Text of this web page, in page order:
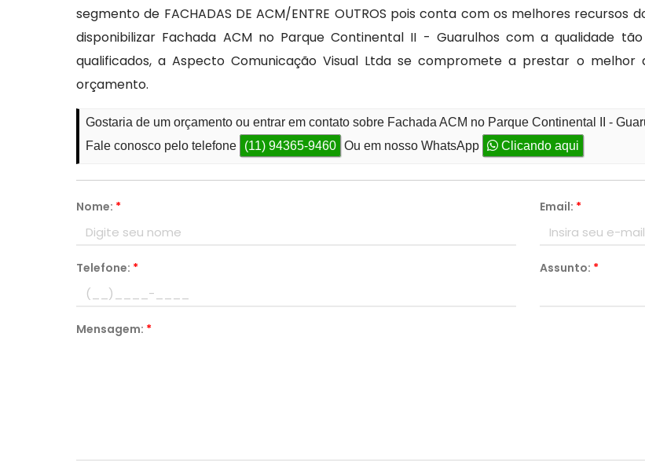
segmento de FACHADAS DE ACM/ENTRE OUTROS pois conta com os melhores recursos
disponibilizar Fachada ACM no Parque Continental II - Guarulhos com a qualidade
qualificados, a Aspecto Comunicação Visual Ltda se compromete a prestar o
orçamento.
Gostaria de um orçamento ou entrar em contato sobre Fachada ACM no Parque Continental II -
Fale conosco pelo telefone
(11) 94365-9460 Ou em nosso WhatsApp Clicando aqui
Nome: * Email: *
Telefone: * Assunto: *
Mensagem: *